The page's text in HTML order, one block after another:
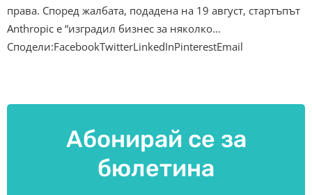
права. Според жалбата, подадена на 19 август, стартъпът
Anthropic е “изградил бизнес за няколко…
Сподели:FacebookTwitterLinkedInPinterestEmail
Абонирай се за
бюлетина